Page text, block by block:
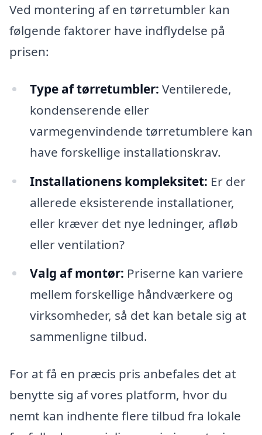
Ved montering af en tørretumbler kan
følgende faktorer have indflydelse på
prisen:
Type af tørretumbler: Ventilerede,
kondenserende eller
varmegenvindende tørretumblere kan
have forskellige installationskrav.
Installationens kompleksitet: Er der
allerede eksisterende installationer,
eller kræver det nye ledninger, afløb
eller ventilation?
Valg af montør: Priserne kan variere
mellem forskellige håndværkere og
virksomheder, så det kan betale sig at
sammenligne tilbud.
For at få en præcis pris anbefales det at
benytte sig af vores platform, hvor du
nemt kan indhente flere tilbud fra lokale